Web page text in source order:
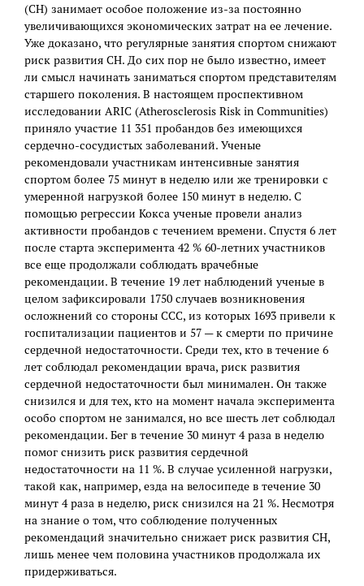
(СН) занимает особое положение из-за постоянно
увеличивающихся экономических затрат на ее лечение.
Уже доказано, что регулярные занятия спортом снижают
риск развития СН. До сих пор не было известно, имеет
ли смысл начинать заниматься спортом представителям
старшего поколения. В настоящем проспективном
исследовании ARIC (Atherosclerosis Risk in Communities)
приняло участие 11 351 пробандов без имеющихся
сердечно-сосудистых заболеваний. Ученые
рекомендовали участникам интенсивные занятия
спортом более 75 минут в неделю или же тренировки с
умеренной нагрузкой более 150 минут в неделю. С
помощью регрессии Кокса ученые провели анализ
активности пробандов с течением времени. Спустя 6 лет
после старта эксперимента 42 % 60-летних участников
все еще продолжали соблюдать врачебные
рекомендации. В течение 19 лет наблюдений ученые в
целом зафиксировали 1750 случаев возникновения
осложнений со стороны ССС, из которых 1693 привели к
госпитализации пациентов и 57 — к смерти по причине
сердечной недостаточности. Среди тех, кто в течение 6
лет соблюдал рекомендации врача, риск развития
сердечной недостаточности был минимален. Он также
снизился и для тех, кто на момент начала эксперимента
особо спортом не занимался, но все шесть лет соблюдал
рекомендации. Бег в течение 30 минут 4 раза в неделю
помог снизить риск развития сердечной
недостаточности на 11 %. В случае усиленной нагрузки,
такой как, например, езда на велосипеде в течение 30
минут 4 раза в неделю, риск снизился на 21 %. Несмотря
на знание о том, что соблюдение полученных
рекомендаций значительно снижает риск развития СН,
лишь менее чем половина участников продолжала их
придерживаться.